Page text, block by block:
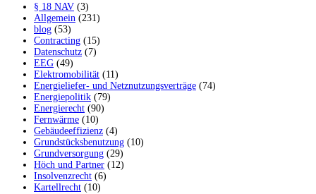
§ 18 NAV (3)
Allgemein (231)
blog (53)
Contracting (15)
Datenschutz (7)
EEG (49)
Elektromobilität (11)
Energieliefer- und Netznutzungsverträge (74)
Energiepolitik (79)
Energierecht (90)
Fernwärme (10)
Gebäudeeffizienz (4)
Grundstücksbenutzung (10)
Grundversorgung (29)
Höch und Partner (12)
Insolvenzrecht (6)
Kartellrecht (10)